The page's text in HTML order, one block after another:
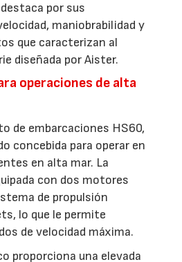
por sus
maniobrabilidad y
que caracterizan al
diseñada por Aister.
operaciones de alta
de embarcaciones HS60,
concebida para operar en
en alta mar. La
con dos motores
de propulsión
lo que le permite
de velocidad máxima.
proporciona una elevada